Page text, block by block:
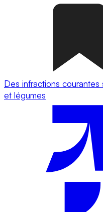
Des infractions courantes
et légumes